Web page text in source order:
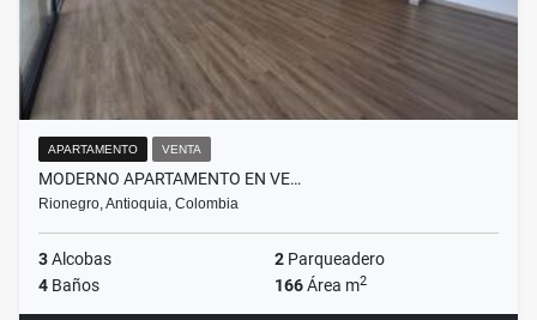
APARTAMENTO VENTA
MODERNO APARTAMENTO EN VE…
Rionegro, Antioquia, Colombia
3Alcobas 2 Parqueadero
4 Baños 166Área m2